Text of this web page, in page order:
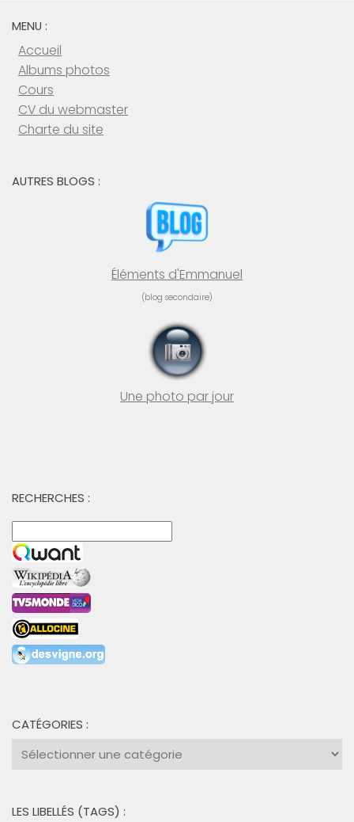
MENU :
Accueil
Albums photos
Cours
CV du webmaster
Charte du site
AUTRES BLOGS :
Éléments d'Emmanuel
(blog secondaire)
Une photo par jour
RECHERCHES :
CATÉGORIES :
Catégories
LES LIBELLÉS (TAGS) :